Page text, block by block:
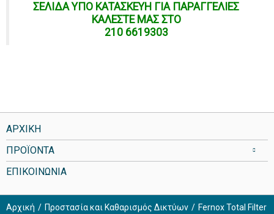
ΣΕΛΙΔΑ ΥΠΟ ΚΑΤΑΣΚΕΥΗ ΓΙΑ ΠΑΡΑΓΓΕΛΙΕΣ
ΚΑΛΕΣΤΕ ΜΑΣ ΣΤΟ
210 6619303
ΑΡΧΙΚΗ
ΠΡΟΪΟΝΤΑ
ΕΠΙΚΟΙΝΩΝΙΑ
Αρχική Προστασία και Καθαρισμός Δικτύων
Fernox Total Filter